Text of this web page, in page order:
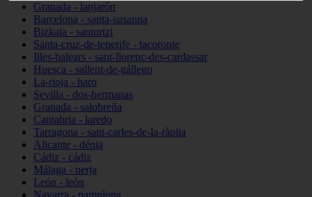
Granada - lanjarón
Barcelona - santa-susanna
Bizkaia - santurtzi
Santa-cruz-de-tenerife - tacoronte
Illes-balears - sant-llorenç-des-cardassar
Huesca - sallent-de-gállego
La-rioja - haro
Sevilla - dos-hermanas
Granada - salobreña
Cantabria - laredo
Tarragona - sant-carles-de-la-ràpita
Alicante - dénia
Cádiz - cádiz
Málaga - nerja
León - león
Navarra - pamplona